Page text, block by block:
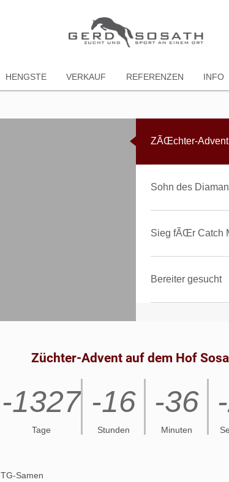
HENGSTE VERKAUF REFERENZEN INFO
ZÃŒchter-Advent
Sohn des
Sieg fÃŒr Catch
Bereiter gesucht
Züchter-Advent auf dem Hof
-1327
Tage
-16
Stunden
-36
Minuten
TG-Samen